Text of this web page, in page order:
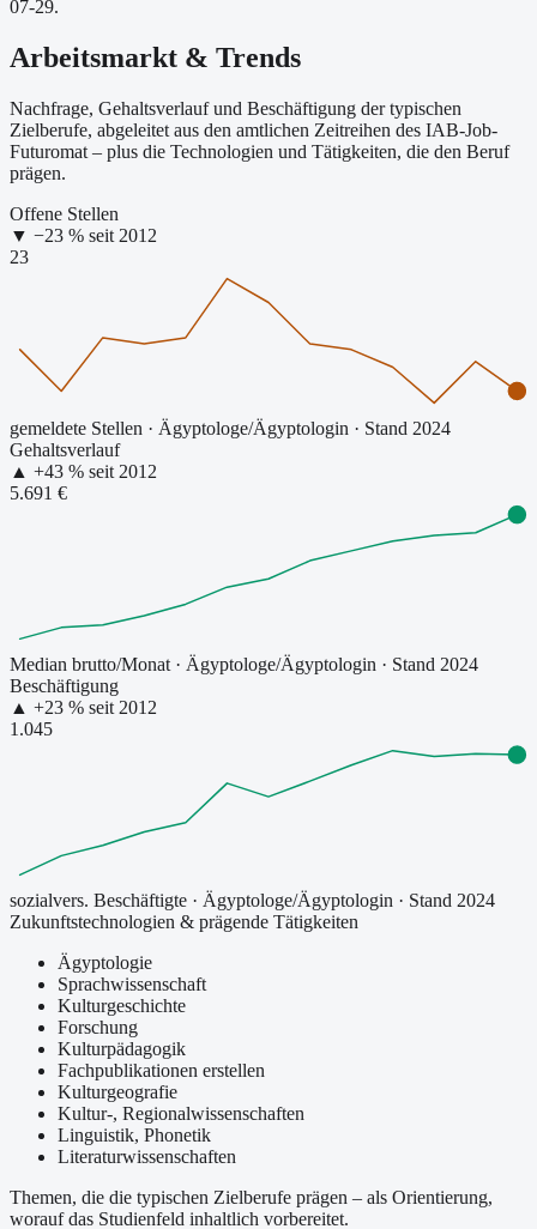
07-29.
Arbeitsmarkt & Trends
Nachfrage, Gehaltsverlauf und Beschäftigung der typischen
Zielberufe, abgeleitet aus den amtlichen Zeitreihen des IAB-Job-
Futuromat – plus die Technologien und Tätigkeiten, die den Beruf
prägen.
Offene Stellen
▼ −23 % seit 2012
23
gemeldete Stellen · Ägyptologe/Ägyptologin · Stand 2024
Gehaltsverlauf
▲ +43 % seit 2012
5.691 €
Median brutto/Monat · Ägyptologe/Ägyptologin · Stand 2024
Beschäftigung
▲ +23 % seit 2012
1.045
sozialvers. Beschäftigte · Ägyptologe/Ägyptologin · Stand 2024
Zukunftstechnologien & prägende Tätigkeiten
Ägyptologie
Sprachwissenschaft
Kulturgeschichte
Forschung
Kulturpädagogik
Fachpublikationen erstellen
Kulturgeografie
Kultur-, Regionalwissenschaften
Linguistik, Phonetik
Literaturwissenschaften
Themen, die die typischen Zielberufe prägen – als Orientierung,
worauf das Studienfeld inhaltlich vorbereitet.